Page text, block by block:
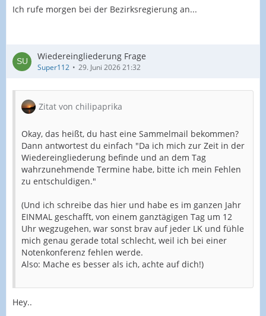
Ich rufe morgen bei der Bezirksregierung an...
Wiedereingliederung Frage
Super112 29. Juni 2026 21:32
Zitat von chilipaprika
Okay, das heißt, du hast eine Sammelmail bekommen?
Dann antwortest du einfach "Da ich mich zur Zeit in der
Wiedereingliederung befinde und an dem Tag
wahrzunehmende Termine habe, bitte ich mein Fehlen
zu entschuldigen."
(Und ich schreibe das hier und habe es im ganzen Jahr
EINMAL geschafft, von einem ganztägigen Tag um 12
Uhr wegzugehen, war sonst brav auf jeder LK und fühle
mich genau gerade total schlecht, weil ich bei einer
Notenkonferenz fehlen werde.
Also: Mache es besser als ich, achte auf dich!)
Hey..